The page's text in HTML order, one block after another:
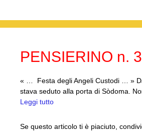
b
o
A
p
a
PENSIERINO n.
« … Festa degli Angeli Custodi … »
stava seduto alla porta di Sòdoma.
Leggi tutto
Se questo articolo ti è piaciuto,